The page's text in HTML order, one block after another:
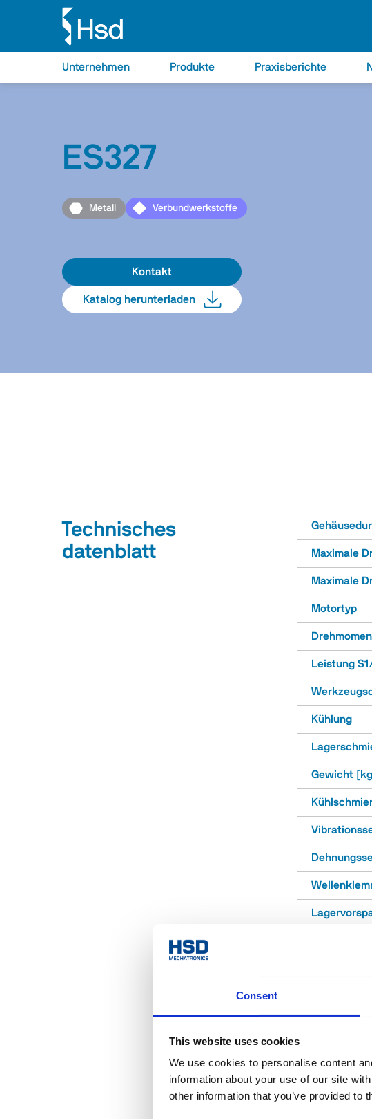
Consent
This website uses cookies
We use cookies to personalise content
information about your use of our site
other information that you’ve provided to
Unternehmen Produkte Praxisberichte
ES327
Metall Verbundwerkstoffe
Kontakt
Katalog herunterladen
Technisches
datenblatt
Maximale
Maximale
Motortyp
Leistung
Kühlung
Gewicht